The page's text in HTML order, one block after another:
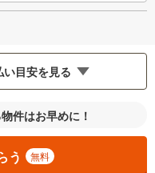
目安を見る
％
件はお早めに！
う 無料